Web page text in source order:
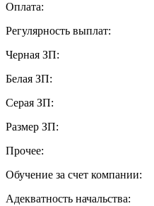
Оплата:
Регулярность выплат:
Черная ЗП:
Белая ЗП:
Серая ЗП:
Размер ЗП:
Прочее:
Обучение за счет компании:
Адекватность начальства: